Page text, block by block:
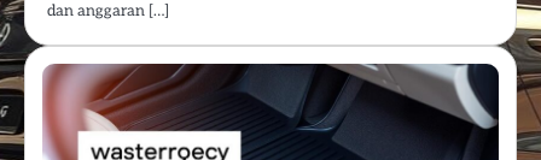
dan anggaran […]